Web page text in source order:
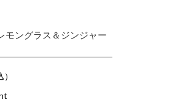
モングラス＆ジンジャー
）